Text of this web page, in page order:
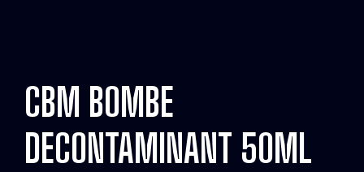
CBM BOMBE
DECONTAMINANT 50ML